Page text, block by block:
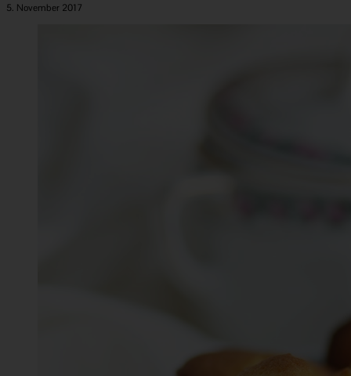
5. November 2017